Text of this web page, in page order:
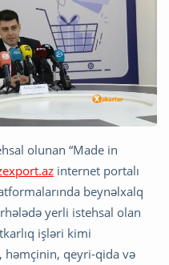
olunan “Made in
internet portalı
beynəlxalq
yerli istehsal olan
işləri kimi
həmçinin, qeyri-qida və